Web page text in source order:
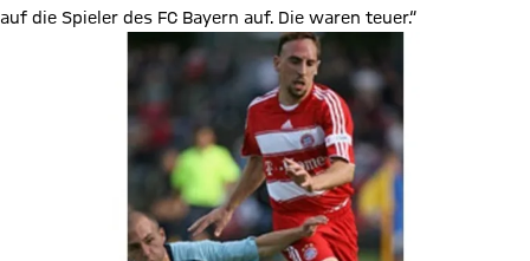
auf die Spieler des FC Bayern auf. Die waren teuer.“